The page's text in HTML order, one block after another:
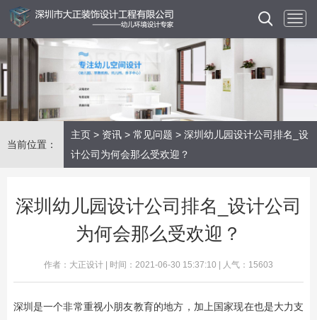
当前位置：
主页 > 资讯 > 常见问题 > 深圳幼儿园设计公司排名_设
计公司为何会那么受欢迎？
深圳幼儿园设计公司排名_设计公司
为何会那么受欢迎？
作者：大正设计 | 时间：2021-06-30 15:37:10 | 人气：15603
深圳是一个非常重视小朋友教育的地方，加上国家现在也是大力支